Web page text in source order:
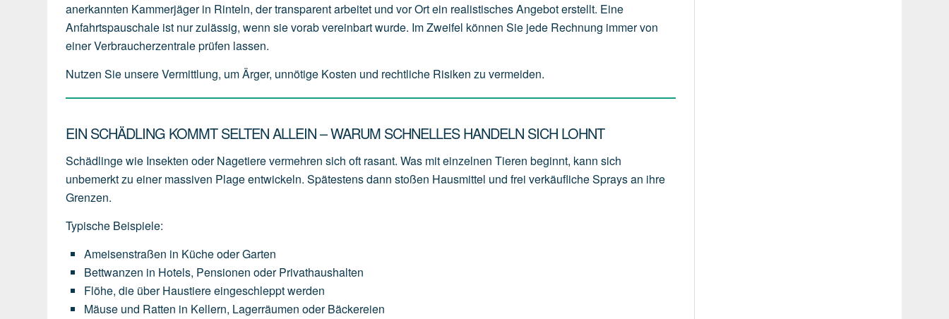
anerkannten Kammerjäger in Rinteln, der transparent arbeitet und vor Ort ein realistisches Angebot erstellt. Eine
Anfahrtspauschale ist nur zulässig, wenn sie vorab vereinbart wurde. Im Zweifel können Sie jede Rechnung immer von
einer Verbraucherzentrale prüfen lassen.
Nutzen Sie unsere Vermittlung, um Ärger, unnötige Kosten und rechtliche Risiken zu vermeiden.
EIN SCHÄDLING KOMMT SELTEN ALLEIN – WARUM SCHNELLES HANDELN SICH LOHNT
Schädlinge wie Insekten oder Nagetiere vermehren sich oft rasant. Was mit einzelnen Tieren beginnt, kann sich
unbemerkt zu einer massiven Plage entwickeln. Spätestens dann stoßen Hausmittel und frei verkäufliche Sprays an ihre
Grenzen.
Typische Beispiele:
Ameisenstraßen in KücheoderGarten
Bettwanzen in Hotels, Pensionen oder Privathaushalten
Flöhe, die über Haustiereeingeschlepptwerden
Mäuse und Ratten in Kellern, Lagerräumen oder Bäckereien